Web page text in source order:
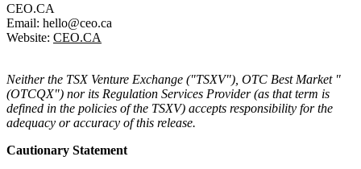
CEO.CA
Email: hello@ceo.ca
Website: CEO.CA
Neither the TSX Venture Exchange ("TSXV"), OTC Best Market "
(OTCQX") nor its Regulation Services Provider (as that term is
defined in the policies of the TSXV) accepts responsibility for the
adequacy or accuracy of this release.
Cautionary Statement